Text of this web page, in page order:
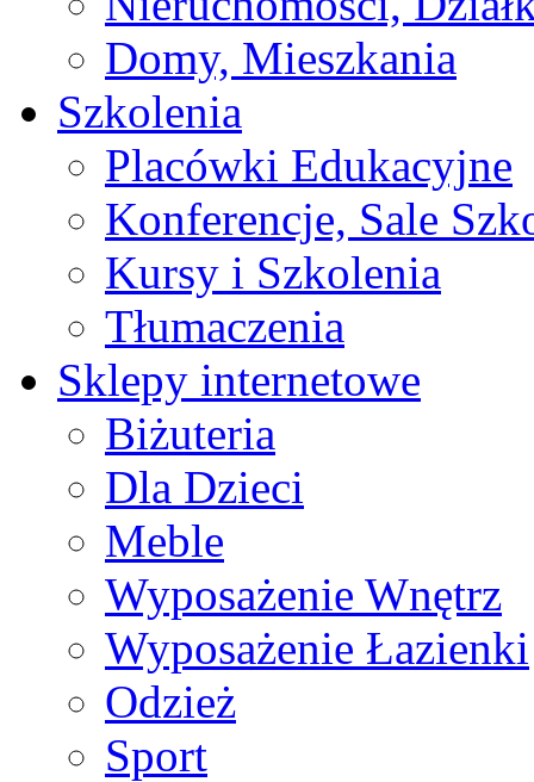
Domy, Mieszkania
Szkolenia
Placówki Edukacyjne
Konferencje, Sale
Kursy i Szkolenia
Tłumaczenia
Sklepy internetowe
Biżuteria
Dla Dzieci
Meble
Wyposażenie Wnętrz
Wyposażenie Łazienki
Odzież
Sport